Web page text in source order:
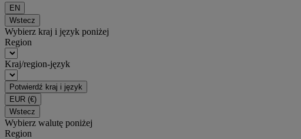
EN
Wstecz
Wybierz kraj i język poniżej
Region
Kraj/region-język
Potwierdź kraj i język
EUR (€)
Wstecz
Wybierz walutę poniżej
Region